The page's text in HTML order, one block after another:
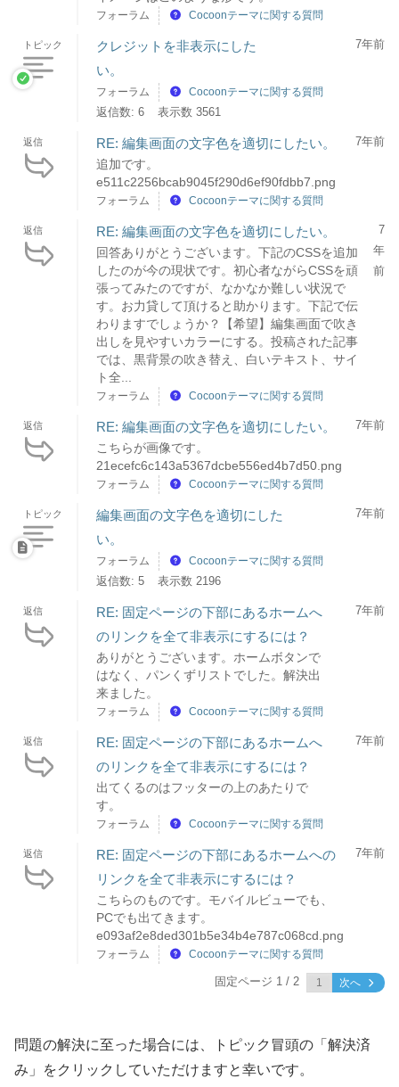
フォーラム Cocoonテーマに関する質問
トピック
クレジットを非表示にした
い。
7年前
フォーラム Cocoonテーマに関する質問
返信数: 6 表示数 3561
返信 RE: 編集画面の文字色を適切にしたい。
追加です。
e511c2256bcab9045f290d6ef90fdbb7.png
7年前
フォーラム Cocoonテーマに関する質問
返信 RE: 編集画面の文字色を適切にしたい。
回答ありがとうございます。下記のCSSを追加
したのが今の現状です。初心者ながらCSSを頑
張ってみたのですが、なかなか難しい状況で
す。お力貸して頂けると助かります。下記で伝
わりますでしょうか？【希望】編集画面で吹き
出しを見やすいカラーにする。投稿された記事
では、黒背景の吹き替え、白いテキスト、サイ
ト全...
7
年
前
フォーラム Cocoonテーマに関する質問
返信 RE: 編集画面の文字色を適切にしたい。
こちらが画像です。
21ecefc6c143a5367dcbe556ed4b7d50.png
7年前
フォーラム Cocoonテーマに関する質問
トピック
編集画面の文字色を適切にした
い。
7年前
フォーラム Cocoonテーマに関する質問
返信数: 5 表示数 2196
返信
RE: 固定ページの下部にあるホームへ
のリンクを全て非表示にするには？
ありがとうございます。ホームボタンで
はなく、パンくずリストでした。解決出
来ました。
7年前
フォーラム Cocoonテーマに関する質問
返信
RE: 固定ページの下部にあるホームへ
のリンクを全て非表示にするには？
出てくるのはフッターの上のあたりで
す。
7年前
フォーラム Cocoonテーマに関する質問
返信
RE: 固定ページの下部にあるホームへの
リンクを全て非表示にするには？
こちらのものです。モバイルビューでも、
PCでも出てきます。
e093af2e8ded301b5e34b4e787c068cd.png
7年前
フォーラム Cocoonテーマに関する質問
固定ページ 1 / 2 次へ
問題の解決に至った場合には、トピック冒頭の「解決済
み」をクリックしていただけますと幸いです。